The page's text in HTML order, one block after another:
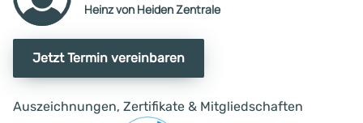
Heinz von Heiden Zentrale
Jetzt Termin vereinbaren
Auszeichnungen, Zertifikate & Mitgliedschaften